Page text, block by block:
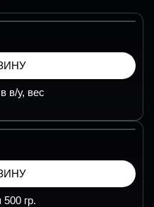
в/у, вес
гр.